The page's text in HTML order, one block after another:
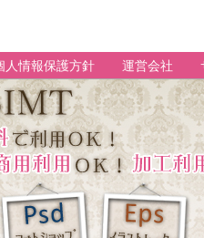
人情報保護方針 運営会社